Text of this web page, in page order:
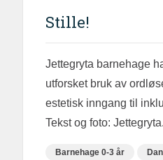
Stille!
Jettegryta barnehage
utforsket bruk av
estetisk inngang til
Tekst og foto:
Barnehage 0-3 år